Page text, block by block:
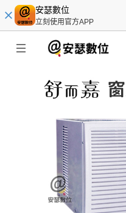
安瑟數位
立刻使用官方APP